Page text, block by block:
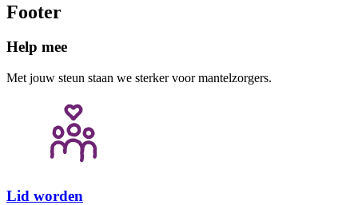
Footer
Help mee
Met jouw steun staan we sterker voor mantelzorgers.
Lid worden